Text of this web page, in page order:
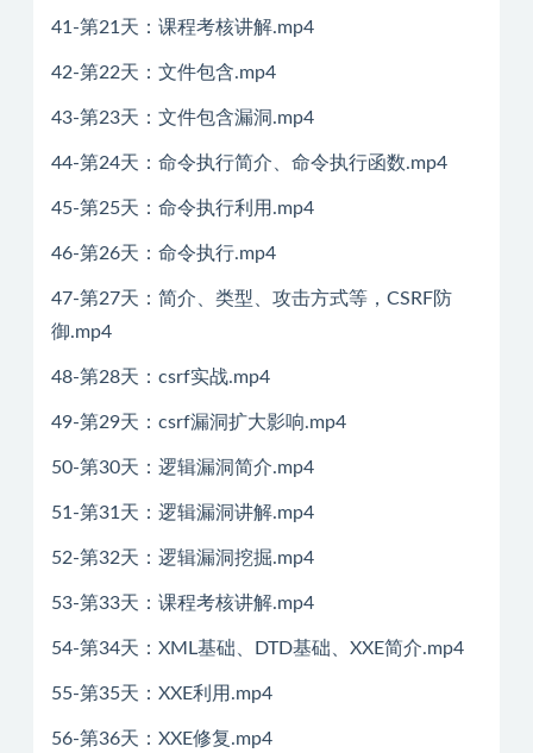
41-第21天：课程考核讲解.mp4
42-第22天：文件包含.mp4
43-第23天：文件包含漏洞.mp4
44-第24天：命令执行简介、命令执行函数.mp4
45-第25天：命令执行利用.mp4
46-第26天：命令执行.mp4
47-第27天：简介、类型、攻击方式等，CSRF防
御.mp4
48-第28天：csrf实战.mp4
49-第29天：csrf漏洞扩大影响.mp4
50-第30天：逻辑漏洞简介.mp4
51-第31天：逻辑漏洞讲解.mp4
52-第32天：逻辑漏洞挖掘.mp4
53-第33天：课程考核讲解.mp4
54-第34天：XML基础、DTD基础、XXE简介.mp4
55-第35天：XXE利用.mp4
56-第36天：XXE修复.mp4